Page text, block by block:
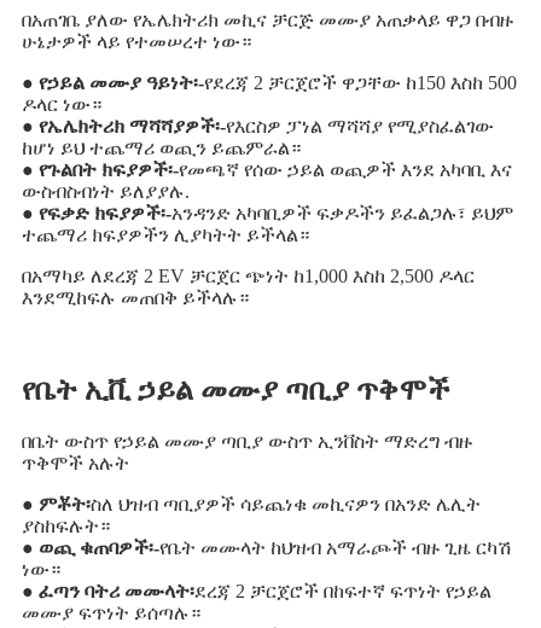
በአጠገቤ ያለው የኤሌክትሪክ መኪና ቻርጅ መሙያ አጠቃላይ ዋጋ በብዙ
ሁኔታዎች ላይ የተመሠረተ ነው።
● የኃይል መሙያ ዓይነት፡-የደረጃ 2 ቻርጀሮች ዋጋቸው ከ150 እስከ 500
ዶላር ነው።
● የኤሌክትሪክ ማሻሻያዎች፡-የእርስዎ ፓነል ማሻሻያ የሚያስፈልገው
ከሆነ ይህ ተጨማሪ ወጪን ይጨምራል።
● የጉልበት ክፍያዎች፡-የመጫኛ የሰው ኃይል ወጪዎች እንደ አካባቢ እና
ውስብስብነት ይለያያሉ.
● የፍቃድ ክፍያዎች፡-አንዳንድ አካባቢዎች ፍቃዶችን ይፈልጋሉ፣ ይህም
ተጨማሪ ክፍያዎችን ሊያካትት ይችላል።
በአማካይ ለደረጃ 2 EV ቻርጀር ጭነት ከ1,000 እስከ 2,500 ዶላር
እንደሚከፍሉ መጠበቅ ይችላሉ።
የቤት ኢቪ ኃይል መሙያ ጣቢያ ጥቅሞች
በቤት ውስጥ የኃይል መሙያ ጣቢያ ውስጥ ኢንቨስት ማድረግ ብዙ
ጥቅሞች አሉት
● ምቾት፡ስለ ህዝብ ጣቢያዎች ሳይጨነቁ መኪናዎን በአንድ ሌሊት
ያስከፍሉት።
● ወጪ ቁጠባዎች፡-የቤት መሙላት ከህዝብ አማራጮች ብዙ ጊዜ ርካሽ
ነው።
● ፈጣን ባትሪ መሙላት፡ደረጃ 2 ቻርጀሮች በከፍተኛ ፍጥነት የኃይል
መሙያ ፍጥነት ይሰጣሉ።